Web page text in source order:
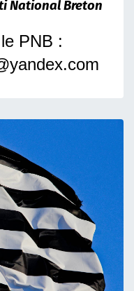
National Breton
PNB :